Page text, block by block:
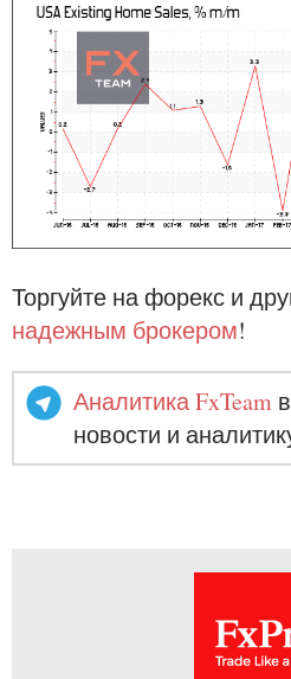
Торгуйте на форекс и
надежным брокером!
Аналитика FxTeam
новости и